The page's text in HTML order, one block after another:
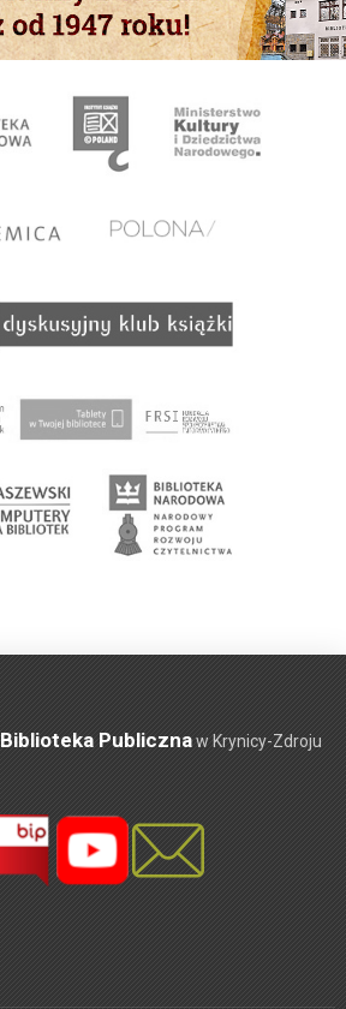
Biblioteka Publicznaw Krynicy-Zdroju